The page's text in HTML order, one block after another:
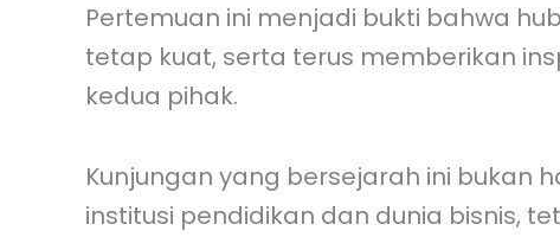
Pertemuan ini menjadi bukti bahwa
tetap kuat, serta terus memberikan
kedua pihak.
Kunjungan yang bersejarah ini bukan
institusi pendidikan dan dunia bisnis,